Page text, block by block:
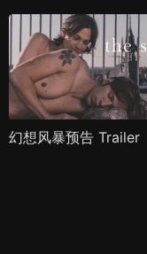
幻想风暴预告 Trailer